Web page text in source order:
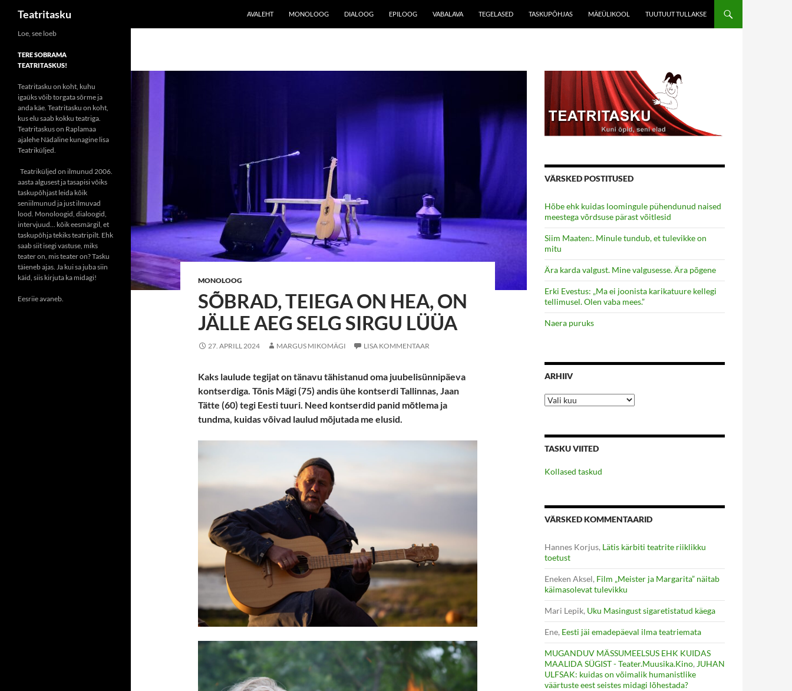
Liigu
juurde
Teatritasku AVALEHT MONOLOOG DIALOOG EPILOOG VABALAVA TEGELASED TASKUPÕHJAS MÄEÜLIKOOL TUUTUUT TULLAKSE
MONOLOOG
SÕBRAD, TEIEGA ON HEA, ON
JÄLLE AEG SELG SIRGU LÜÜA
27. APRILL 2024 MARGUS MIKOMÄGI LISA KOMMENTAAR
Kaks laulude tegijat on tänavu tähistanud oma juubelisünnipäeva
kontserdiga. Tõnis Mägi (75) andis ühe kontserdi Tallinnas, Jaan
Tätte (60) tegi Eesti tuuri. Need kontserdid panid mõtlema ja
tundma, kuidas võivad laulud mõjutada me elusid.
VÄRSKED POSTITUSED
Hõbe ehk kuidas loomingule pühendunud naised
meestega võrdsuse pärast võitlesid
Siim Maaten:. Minule tundub, et tulevikke on
mitu
Ära karda valgust. Mine valgusesse. Ära põgene
Erki Evestus: „Ma ei joonista karikatuure kellegi
tellimusel. Olen vaba mees.”
Naera puruks
ARHIIV
Arhiiv
TASKU VIITED
Kollased taskud
VÄRSKED KOMMENTAARID
Hannes Korjus, Lätis kärbiti teatrite riiklikku
toetust
Eneken Aksel, Film „Meister ja Margarita” näitab
käimasolevat tulevikku
Mari Lepik, Uku Masingust sigaretistatud käega
Ene, Eesti jäi emadepäeval ilma teatriemata
MUGANDUV MÄSSUMEELSUS EHK KUIDAS
MAALIDA SÜGIST - Teater.Muusika.Kino, JUHAN
ULFSAK: kuidas on võimalik humanistlike
väärtuste eest seistes midagi lõhestada?
Loe, see loeb
TERE SOBRAMA
TEATRITASKUS!
Teatritasku on koht, kuhu
igaüks võib torgata sõrme ja
anda käe. Teatritasku on koht,
kus elu saab kokku teatriga.
Teatritaskus on Raplamaa
ajalehe Nädaline kunagine lisa
Teatriküljed.
Teatriküljed on ilmunud 2006.
aasta algusest ja tasapisi võiks
taskupõhjast leida kõik
seniilmunud ja just ilmuvad
lood. Monoloogid, dialoogid,
intervjuud... kõik eesmärgil, et
taskupõhja tekiks teatripilt. Ehk
saab siit isegi vastuse, miks
teater on, mis teater on? Tasku
täieneb ajas. Ja kui sa juba siin
käid, siis kirjuta ka midagi!
Eesriie avaneb.